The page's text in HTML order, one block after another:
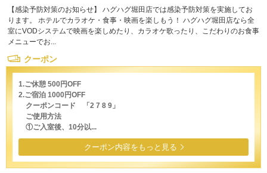
【感染予防対策のお知らせ】 ハグハグ堀田店では感染予防対策を実施してお
ります。 ホテルでカラオケ・食事・映画を楽しもう！ ハグハグ堀田店なら全
室にVODシステムで映画を楽しめたり、カラオケ歌ったり、こだわりのお食事
メニューでお...
クーポン
1.ご休憩 500円OFF
2.ご宿泊 1000円OFF
クーポンコード 「2 7 8 9」
ご使用方法
①ご入室後、10分以...
クーポン内容をもっと見る